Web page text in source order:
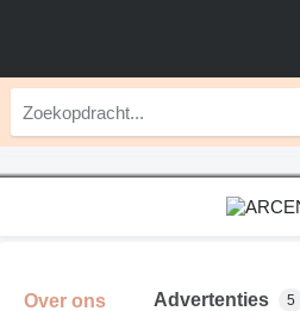
Over ons Advertenties 5